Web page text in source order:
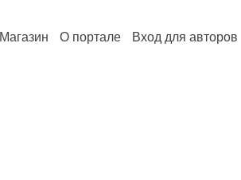
Магазин О портале Вход для авторов